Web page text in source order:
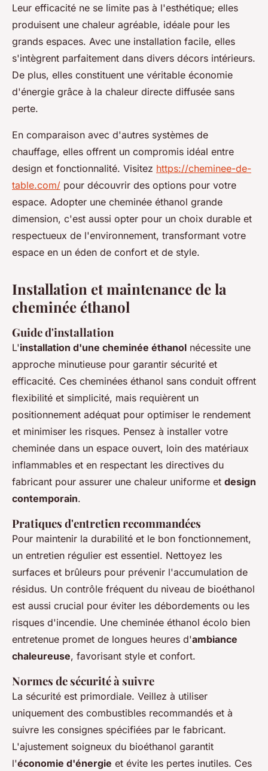
Leur efficacité ne se limite pas à l'esthétique; elles
produisent une chaleur agréable, idéale pour les
grands espaces. Avec une installation facile, elles
s'intègrent parfaitement dans divers décors intérieurs.
De plus, elles constituent une véritable économie
d'énergie grâce à la chaleur directe diffusée sans
perte.
En comparaison avec d'autres systèmes de
chauffage, elles offrent un compromis idéal entre
design et fonctionnalité. Visitez https://cheminee-de-
table.com/ pour découvrir des options pour votre
espace. Adopter une cheminée éthanol grande
dimension, c'est aussi opter pour un choix durable et
respectueux de l'environnement, transformant votre
espace en un éden de confort et de style.
Installation et maintenance de la
cheminée éthanol
Guide d'installation
L'installation d'une cheminée éthanol nécessite une
approche minutieuse pour garantir sécurité et
efficacité. Ces cheminées éthanol sans conduit offrent
flexibilité et simplicité, mais requièrent un
positionnement adéquat pour optimiser le rendement
et minimiser les risques. Pensez à installer votre
cheminée dans un espace ouvert, loin des matériaux
inflammables et en respectant les directives du
fabricant pour assurer une chaleur uniforme et design
contemporain.
Pratiques d'entretien recommandées
Pour maintenir la durabilité et le bon fonctionnement,
un entretien régulier est essentiel. Nettoyez les
surfaces et brûleurs pour prévenir l'accumulation de
résidus. Un contrôle fréquent du niveau de bioéthanol
est aussi crucial pour éviter les débordements ou les
risques d'incendie. Une cheminée éthanol écolo bien
entretenue promet de longues heures d'ambiance
chaleureuse, favorisant style et confort.
Normes de sécurité à suivre
La sécurité est primordiale. Veillez à utiliser
uniquement des combustibles recommandés et à
suivre les consignes spécifiées par le fabricant.
L'ajustement soigneux du bioéthanol garantit
l'économie d'énergie et évite les pertes inutiles. Ces